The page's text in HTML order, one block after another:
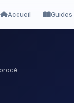
Accueil Guides